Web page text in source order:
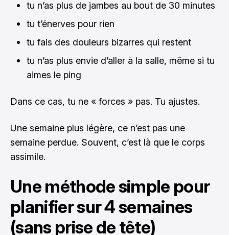
tu n’as plus de jambes au bout de 30 minutes
tu t’énerves pour rien
tu fais des douleurs bizarres qui restent
tu n’as plus envie d’aller à la salle, même si tu
aimes le ping
Dans ce cas, tu ne « forces » pas. Tu ajustes.
Une semaine plus légère, ce n’est pas une
semaine perdue. Souvent, c’est là que le corps
assimile.
Une méthode simple pour
planifier sur 4 semaines
(sans prise de tête)